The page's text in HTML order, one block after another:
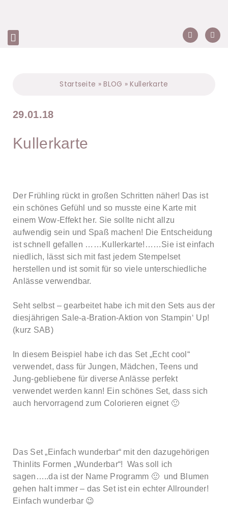
Startseite »BLOG »Kullerkarte
29.01.18
Kullerkarte
Der Frühling rückt in großen Schritten näher! Das ist
ein schönes Gefühl und so musste eine Karte mit
einem Wow-Effekt her. Sie sollte nicht allzu
aufwendig sein und Spaß machen! Die Entscheidung
ist schnell gefallen ……Kullerkarte!……Sie ist einfach
niedlich, lässt sich mit fast jedem Stempelset
herstellen und ist somit für so viele unterschiedliche
Anlässe verwendbar.
Seht selbst – gearbeitet habe ich mit den Sets aus der
diesjährigen Sale-a-Bration-Aktion von Stampin‘ Up!
(kurz SAB)
In diesem Beispiel habe ich das Set „Echt cool“
verwendet, dass für Jungen, Mädchen, Teens und
Jung-gebliebene für diverse Anlässe perfekt
verwendet werden kann! Ein schönes Set, dass sich
auch hervorragend zum Colorieren eignet 🙂
Das Set „Einfach wunderbar“ mit den dazugehörigen
Thinlits Formen „Wunderbar“! Was soll ich
sagen…..da ist der Name Programm 🙂 und Blumen
gehen halt immer – das Set ist ein echter Allrounder!
Einfach wunderbar 😉